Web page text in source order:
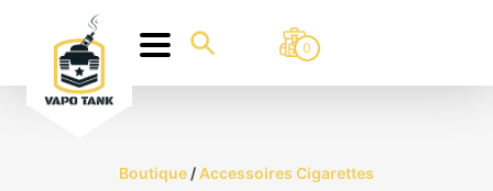
0
Boutique/ Accessoires Cigarettes